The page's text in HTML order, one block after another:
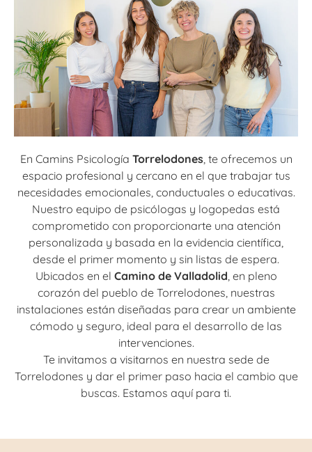
En Camins Psicología Torrelodones, te ofrecemos un
espacio profesional y cercano en el que trabajar tus
necesidades emocionales, conductuales o educativas.
Nuestro equipo de psicólogas y logopedas está
comprometido con proporcionarte una atención
personalizada y basada en la evidencia científica,
desde el primer momento y sin listas de espera.
Ubicados en el Camino de Valladolid , en pleno
corazón del pueblo de Torrelodones, nuestras
instalaciones están diseñadas para crear un ambiente
cómodo y seguro, ideal para el desarrollo de las
intervenciones.
Te invitamos a visitarnos en nuestra sede de
Torrelodones y dar el primer paso hacia el cambio que
buscas. Estamos aquí para ti.